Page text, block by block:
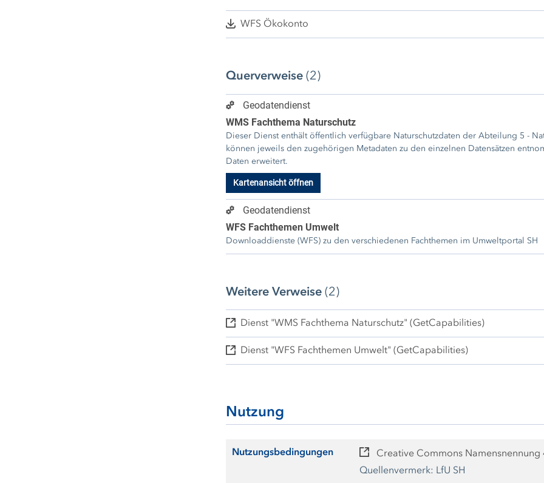
WFS Ökokonto
Querverweise (2)
Geodatendienst
WMS Fachthema Naturschutz
Dieser Dienst enthält öffentlich verfügbare Naturschutzdaten der Abteilung 5 -
können jeweils den zugehörigen Metadaten zu den einzelnen Datensätzen
Daten erweitert.
Kartenansicht öffnen
Geodatendienst
WFS Fachthemen Umwelt
Downloaddienste (WFS) zu den verschiedenen Fachthemen im Umweltportal SH
Weitere Verweise (2)
Dienst "WMS Fachthema Naturschutz" (GetCapabilities)
Dienst "WFS Fachthemen Umwelt" (GetCapabilities)
Nutzung
Nutzungsbedingungen
Creative Commons Namensnennung
Quellenvermerk: LfU SH